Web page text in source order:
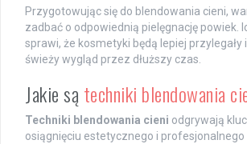
Przygotowując się do blendowania cieni,
zadbać o odpowiednią pielęgnację powiek.
sprawi, że kosmetyki będą lepiej
świeży wygląd przez dłuższy czas.
Jakie są techniki blendowania
Techniki blendowania cieni odgrywają
osiągnięciu estetycznego i